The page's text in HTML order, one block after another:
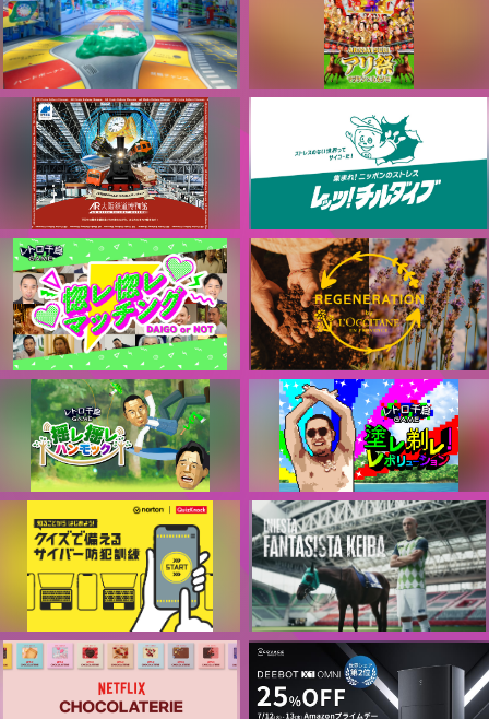
一般社団法人日本自動車工業会
アサヒグループジャパン株式会社
- 人生ゲーム REBORN in 2050
みんなのチカラで、未来をすす
め。 -
日本生命保険相互会社
JRA有馬記念「アリ祭」
日本中央競馬会
大阪駅タイムトラベルステーシ
ョン「AR大阪鉄道博物館」
西日本旅客鉄道株式会社 / 大阪
ターミナルビル株式会社
日本コカ･コーラ株式会社 - レッ
ツ！チルダイブ
日本コカ・コーラ株式会社
レイク レトロ千鳥GAME 惚レ
惚レマッチング DAIGO or NOT
新生フィナンシャル株式会社
REGENERATION by
L’OCCITANE EN PROVENCE
主催：ロクシタンジャポン株式
会社
レイク レトロ千鳥GAME 揺レ
揺レハンモック
新生フィナンシャル株式会社
レイク レトロ千鳥GAME 塗レ
剃レ！レボリューション
新生フィナンシャル株式会社
知ることからはじめよう！
クイズで備えるサイバー防犯訓
JRA×イニエスタ ファンタジス
タケイバ
日本中央競馬会